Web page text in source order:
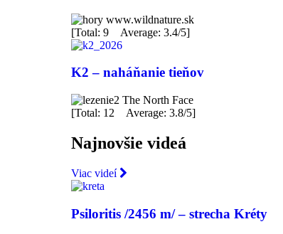
www.wildnature.sk
[Total: 9 Average: 3.4/5]
K2 – naháňanie tieňov
The North Face
[Total: 12 Average: 3.8/5]
Najnovšie videá
Viac videí
Psiloritis /2456 m/ – strecha Kréty